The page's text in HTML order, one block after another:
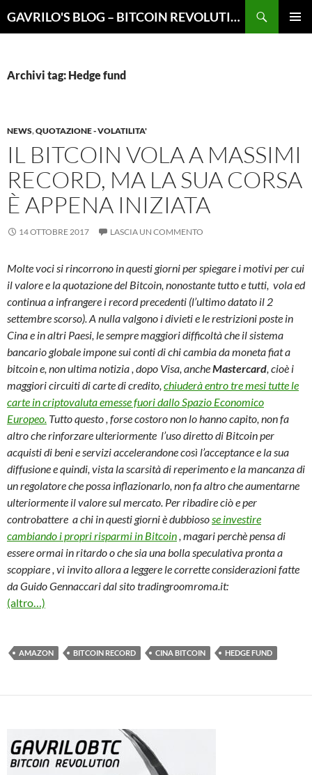
GAVRILO'S BLOG – BITCOIN REVOLUTION
Archivi tag: Hedge fund
NEWS,QUOTAZIONE - VOLATILITA'
IL BITCOIN VOLA A MASSIMI
RECORD, MA LA SUA CORSA
È APPENA INIZIATA
14 OTTOBRE 2017 LASCIA UN COMMENTO
Molte voci si rincorrono in questi giorni per spiegare i motivi per cui
il valore e la quotazione del Bitcoin, nonostante tutto e tutti, vola ed
continua a infrangere i record precedenti (l’ultimo datato il 2
settembre scorso). A nulla valgono i divieti e le restrizioni poste in
Cina e in altri Paesi, le sempre maggiori difficoltà che il sistema
bancario globale impone sui conti di chi cambia da moneta fiat a
bitcoin e, non ultima notizia , dopo Visa, ancheMastercard, cioè i
maggiori circuiti di carte di credito, chiuderà entro tre mesi tutte le
carte in criptovaluta emesse fuori dallo Spazio Economico
Europeo. Tutto questo , forse costoro non lo hanno capito, non fa
altro che rinforzare ulteriormente l’uso diretto di Bitcoin per
acquisti di beni e servizi accelerandone così l’acceptance e la sua
diffusione e quindi, vista la scarsità di reperimento e la mancanza di
un regolatore che possa inflazionarlo, non fa altro che aumentarne
ulteriormente il valore sul mercato. Per ribadire ciò e per
controbattere a chi in questi giorni è dubbiosose investire
cambiando i propri risparmi in Bitcoin, magari perchè pensa di
essere ormai in ritardo o che sia una bolla speculativa pronta a
scoppiare , vi invito allora a leggere le corrette considerazioni fatte
da Guido Gennaccari dal sito tradingroomroma.it:
(altro…)
AMAZON BITCOIN RECORD CINA BITCOIN HEDGE FUND